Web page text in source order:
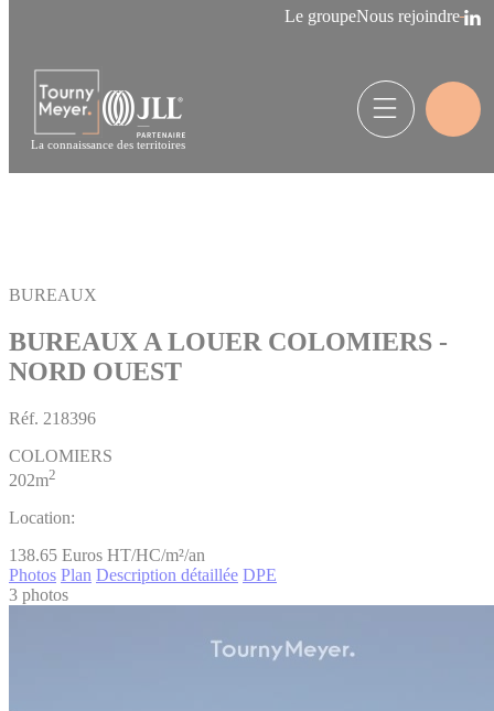
Le groupeNous rejoindre
La connaissance des territoires
BUREAUX
BUREAUX A LOUER COLOMIERS -
NORD OUEST
Réf. 218396
COLOMIERS
202m2
Location:
138.65 Euros HT/HC/m²/an
Photos Plan Description détaillée DPE
3 photos